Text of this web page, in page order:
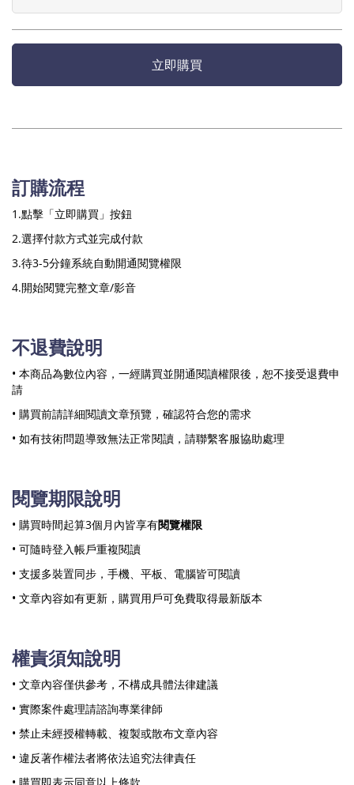
立即購買
訂購流程
1.點擊「立即購買」按鈕
2.選擇付款方式並完成付款
3.待3-5分鐘系統自動開通閱覽權限
4.開始閱覽完整文章/影音
不退費說明
• 本商品為數位內容，一經購買並開通閱讀權限後，恕不接受退費申
請
• 購買前請詳細閱讀文章預覽，確認符合您的需求
• 如有技術問題導致無法正常閱讀，請聯繫客服協助處理
閱覽期限說明
• 購買時間起算3個月內皆享有閱覽權限
• 可隨時登入帳戶重複閱讀
• 支援多裝置同步，手機、平板、電腦皆可閱讀
• 文章內容如有更新，購買用戶可免費取得最新版本
權責須知說明
• 文章內容僅供參考，不構成具體法律建議
• 實際案件處理請諮詢專業律師
• 禁止未經授權轉載、複製或散布文章內容
• 違反著作權法者將依法追究法律責任
• 購買即表示同意以上條款